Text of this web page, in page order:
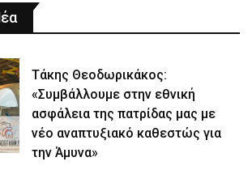
Τάκης Θεοδωρικάκος:
«Συμβάλλουμε στην εθνική
ασφάλεια της πατρίδας μας με
νέο αναπτυξιακό καθεστώς για
την Άμυνα»